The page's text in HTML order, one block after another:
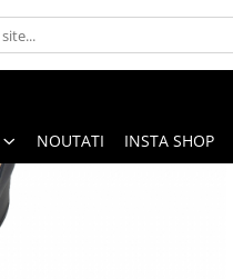
NOUTATI INSTA SHOP